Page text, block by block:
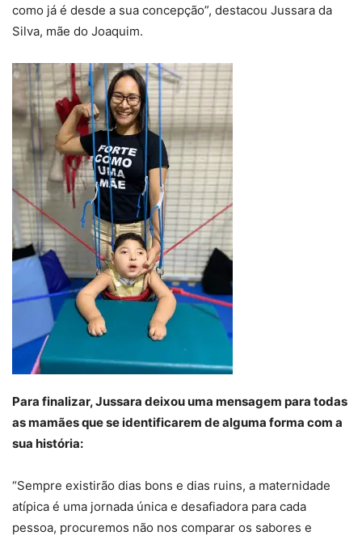
como já é desde a sua concepção”, destacou Jussara da
Silva, mãe do Joaquim.
Para finalizar, Jussara deixou uma mensagem para todas
as mamães que se identificarem de alguma forma com a
sua história:
“Sempre existirão dias bons e dias ruins, a maternidade
atípica é uma jornada única e desafiadora para cada
pessoa, procuremos não nos comparar os sabores e